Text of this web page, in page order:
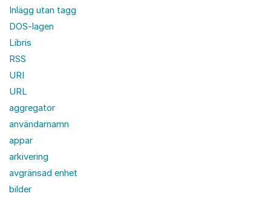
Inlägg utan tagg
DOS-lagen
Libris
RSS
URI
URL
aggregator
användarnamn
appar
arkivering
avgränsad enhet
bilder